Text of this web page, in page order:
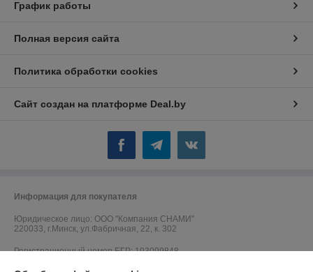
График работы
Полная версия сайта
Политика обработки cookies
Сайт создан на платформе Deal.by
Информация для покупателя
Юридическое лицо: ООО "Компания СНАМИ"
220033, г.Минск, ул.Фабричная, 22, к. 302
Регистрационный номер ЕГР: 193099848